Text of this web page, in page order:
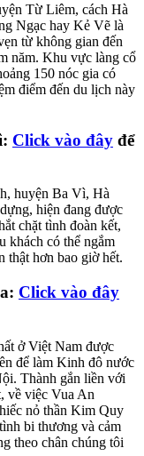
Từ Liêm, cách Hà
Ngạc hay Kẻ Vẽ là
từ không gian đến
năm. Khu vực làng cổ
150 nóc gia có
điểm đến du lịch này
Click vào đây để
huyện Ba Vì, Hà
hiện đang được
chặt tình đoàn kết,
khách có thể ngắm
thật hơn bao giờ hết.
Click vào đây
ở Việt Nam được
để làm Kinh đô nước
Thành gắn liền với
về việc Vua An
nỏ thần Kim Quy
bi thương và cảm
theo chân chúng tôi